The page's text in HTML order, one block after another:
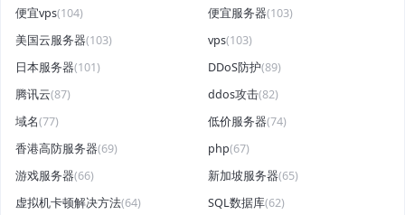
便宜vps(104) 便宜服务器(103)
美国云服务器(103) vps(103)
日本服务器(101) DDoS防护(89)
腾讯云(87) ddos攻击(82)
域名(77) 低价服务器(74)
香港高防服务器(69) php(67)
游戏服务器(66) 新加坡服务器(65)
虚拟机卡顿解决方法(64) SQL数据库(62)